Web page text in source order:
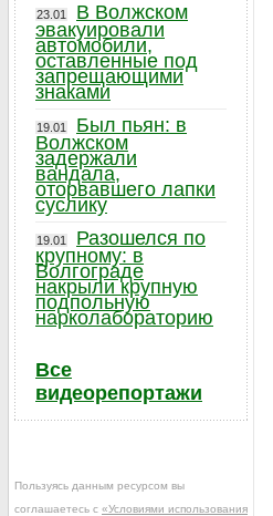
23.01
В Волжском
эвакуировали
автомобили,
оставленные под
запрещающими
знаками
19.01
Был пьян: в
Волжском
задержали
вандала,
оторвавшего лапки
суслику
19.01
Разошелся по
крупному: в
Волгограде
накрыли крупную
подпольную
нарколабораторию
Все
видеорепортажи
Пользуясь данным ресурсом вы
соглашаетесь с «Условиями использования